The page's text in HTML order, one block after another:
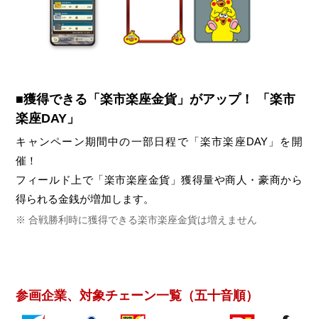
■獲得できる「楽市楽座金貨」がアップ！ 「楽市
楽座DAY」
キャンペーン期間中の一部日程で「楽市楽座DAY」を開
催！
フィールド上で「楽市楽座金貨」獲得量や商人・豪商から
得られる金銭が増加します。
合戦勝利時に獲得できる楽市楽座金貨は増えません
参画企業、対象チェーン一覧（五十音順）